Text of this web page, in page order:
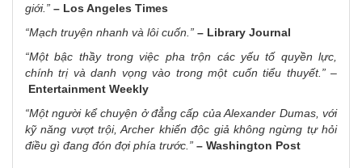
giới.” – Los Angeles Times
“Mạch truyện nhanh và lôi cuốn.” – Library Journal
“Một bậc thầy trong việc pha trộn các yếu tố quyền lực,
chính trị và danh vọng vào trong một cuốn tiểu thuyết.” –
Entertainment Weekly
“Một người kể chuyện ở đẳng cấp của Alexander Dumas, với
kỹ năng vượt trội, Archer khiến độc giả không ngừng tự hỏi
điều gì đang đón đợi phía trước.” – Washington Post